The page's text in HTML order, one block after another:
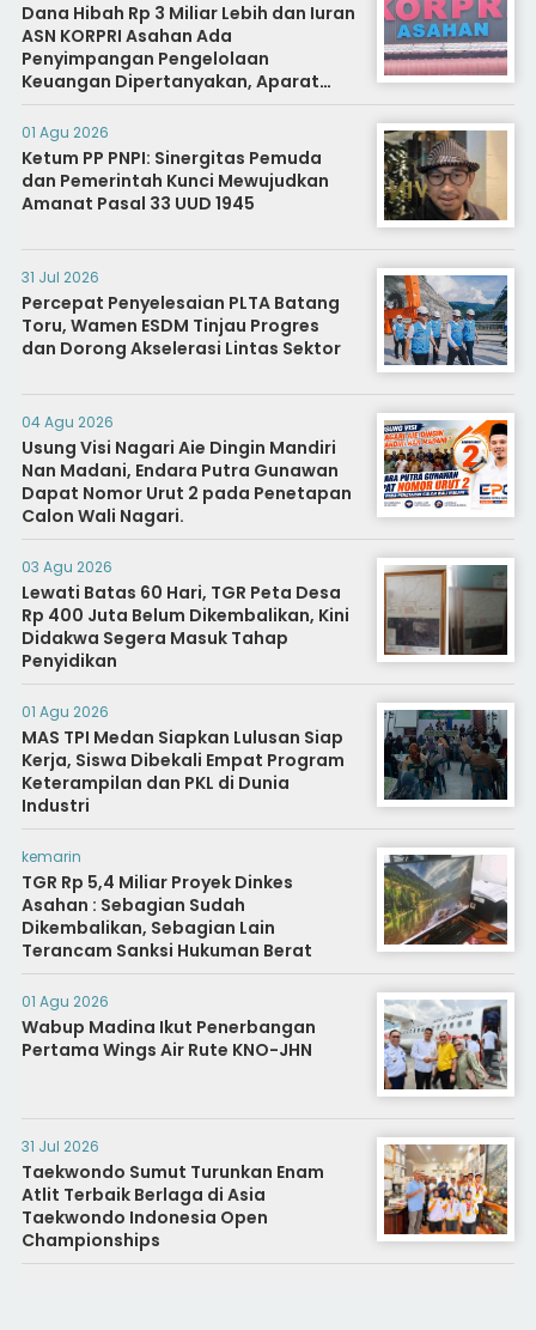
Dana Hibah Rp 3 Miliar Lebih dan Iuran
ASN KORPRI Asahan Ada
Penyimpangan Pengelolaan
Keuangan Dipertanyakan, Aparat
Diminta Segera Usut
01 Agu 2026
Ketum PP PNPI: Sinergitas Pemuda
dan Pemerintah Kunci Mewujudkan
Amanat Pasal 33 UUD 1945
31 Jul 2026
Percepat Penyelesaian PLTA Batang
Toru, Wamen ESDM Tinjau Progres
dan Dorong Akselerasi Lintas Sektor
04 Agu 2026
Usung Visi Nagari Aie Dingin Mandiri
Nan Madani, Endara Putra Gunawan
Dapat Nomor Urut 2 pada Penetapan
Calon Wali Nagari.
03 Agu 2026
Lewati Batas 60 Hari, TGR Peta Desa
Rp 400 Juta Belum Dikembalikan, Kini
Didakwa Segera Masuk Tahap
Penyidikan
01 Agu 2026
MAS TPI Medan Siapkan Lulusan Siap
Kerja, Siswa Dibekali Empat Program
Keterampilan dan PKL di Dunia
Industri
kemarin
TGR Rp 5,4 Miliar Proyek Dinkes
Asahan : Sebagian Sudah
Dikembalikan, Sebagian Lain
Terancam Sanksi Hukuman Berat
01 Agu 2026
Wabup Madina Ikut Penerbangan
Pertama Wings Air Rute KNO-JHN
31 Jul 2026
Taekwondo Sumut Turunkan Enam
Atlit Terbaik Berlaga di Asia
Taekwondo Indonesia Open
Championships